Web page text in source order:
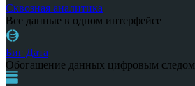
Сквозная аналитика
Все данные в одном интерфейсе
Биг Дата
Обогащение данных цифровым следом